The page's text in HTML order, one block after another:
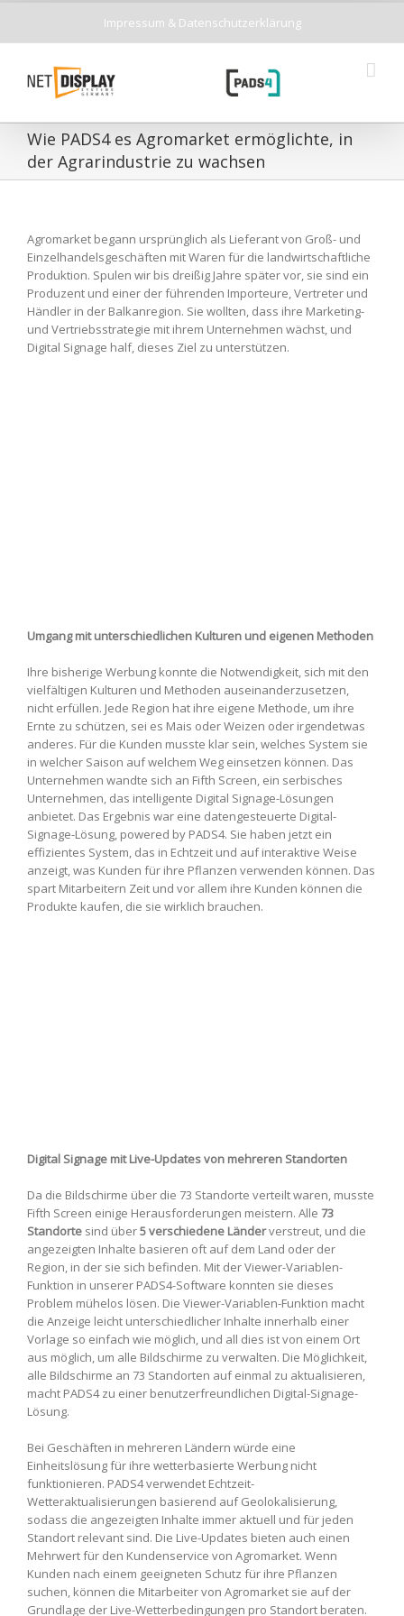
Impressum & Datenschutzerklärung
Wie PADS4 es Agromarket ermöglichte, in
der Agrarindustrie zu wachsen
Agromarket begann ursprünglich als Lieferant von Groß- und
Einzelhandelsgeschäften mit Waren für die landwirtschaftliche
Produktion. Spulen wir bis dreißig Jahre später vor, sie sind ein
Produzent und einer der führenden Importeure, Vertreter und
Händler in der Balkanregion. Sie wollten, dass ihre Marketing-
und Vertriebsstrategie mit ihrem Unternehmen wächst, und
Digital Signage half, dieses Ziel zu unterstützen.
Umgang mit unterschiedlichen Kulturen und eigenen Methoden
Ihre bisherige Werbung konnte die Notwendigkeit, sich mit den
vielfältigen Kulturen und Methoden auseinanderzusetzen,
nicht erfüllen. Jede Region hat ihre eigene Methode, um ihre
Ernte zu schützen, sei es Mais oder Weizen oder irgendetwas
anderes. Für die Kunden musste klar sein, welches System sie
in welcher Saison auf welchem ​​Weg einsetzen können. Das
Unternehmen wandte sich an Fifth Screen, ein serbisches
Unternehmen, das intelligente Digital Signage-Lösungen
anbietet. Das Ergebnis war eine datengesteuerte Digital-
Signage-Lösung, powered by PADS4. Sie haben jetzt ein
effizientes System, das in Echtzeit und auf interaktive Weise
anzeigt, was Kunden für ihre Pflanzen verwenden können. Das
spart Mitarbeitern Zeit und vor allem ihre Kunden können die
Produkte kaufen, die sie wirklich brauchen.
Digital Signage mit Live-Updates von mehreren Standorten
Da die Bildschirme über die 73 Standorte verteilt waren, musste
Fifth Screen einige Herausforderungen meistern. Alle 73
Standorte sind über5 verschiedene Länderverstreut, und die
angezeigten Inhalte basieren oft auf dem Land oder der
Region, in der sie sich befinden. Mit der Viewer-Variablen-
Funktion in unserer PADS4-Software konnten sie dieses
Problem mühelos lösen. Die Viewer-Variablen-Funktion macht
die Anzeige leicht unterschiedlicher Inhalte innerhalb einer
Vorlage so einfach wie möglich, und all dies ist von einem Ort
aus möglich, um alle Bildschirme zu verwalten. Die Möglichkeit,
alle Bildschirme an 73 Standorten auf einmal zu aktualisieren,
macht PADS4 zu einer benutzerfreundlichen Digital-Signage-
Lösung.
Bei Geschäften in mehreren Ländern würde eine
Einheitslösung für ihre wetterbasierte Werbung nicht
funktionieren. PADS4 verwendet Echtzeit-
Wetteraktualisierungen basierend auf Geolokalisierung,
sodass die angezeigten Inhalte immer aktuell und für jeden
Standort relevant sind. Die Live-Updates bieten auch einen
Mehrwert für den Kundenservice von Agromarket. Wenn
Kunden nach einem geeigneten Schutz für ihre Pflanzen
suchen, können die Mitarbeiter von Agromarket sie auf der
Grundlage der Live-Wetterbedingungen pro Standort beraten.